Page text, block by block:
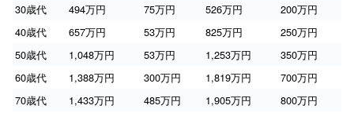
30歳代
494万円 75万円 526万円
200万円
40歳代
657万円 53万円 825万円
250万円
50歳代
1,048万円 53万円 1,253万円
350万円
60歳代
1,388万円 300万円 1,819万円
700万円
70歳代
1,433万円 485万円 1,905万円 800万円